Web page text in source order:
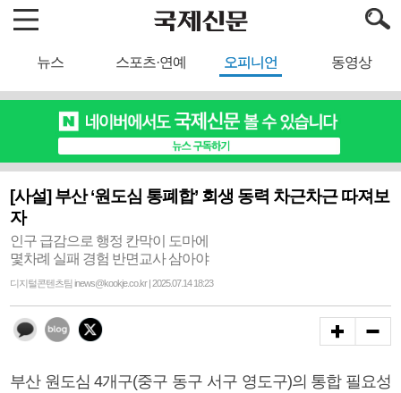
뉴스 스포츠·연예 오피니언 동영상
[사설] 부산 ‘원도심 통폐합’ 회생 동력 차근차근 따져보
자
인구 급감으로 행정 칸막이 도마에
몇차례 실패 경험 반면교사 삼아야
디지털콘텐츠팀 inews@kookje.co.kr | 2025.07.14 18:23
부산 원도심 4개구(중구 동구 서구 영도구)의 통합 필요성